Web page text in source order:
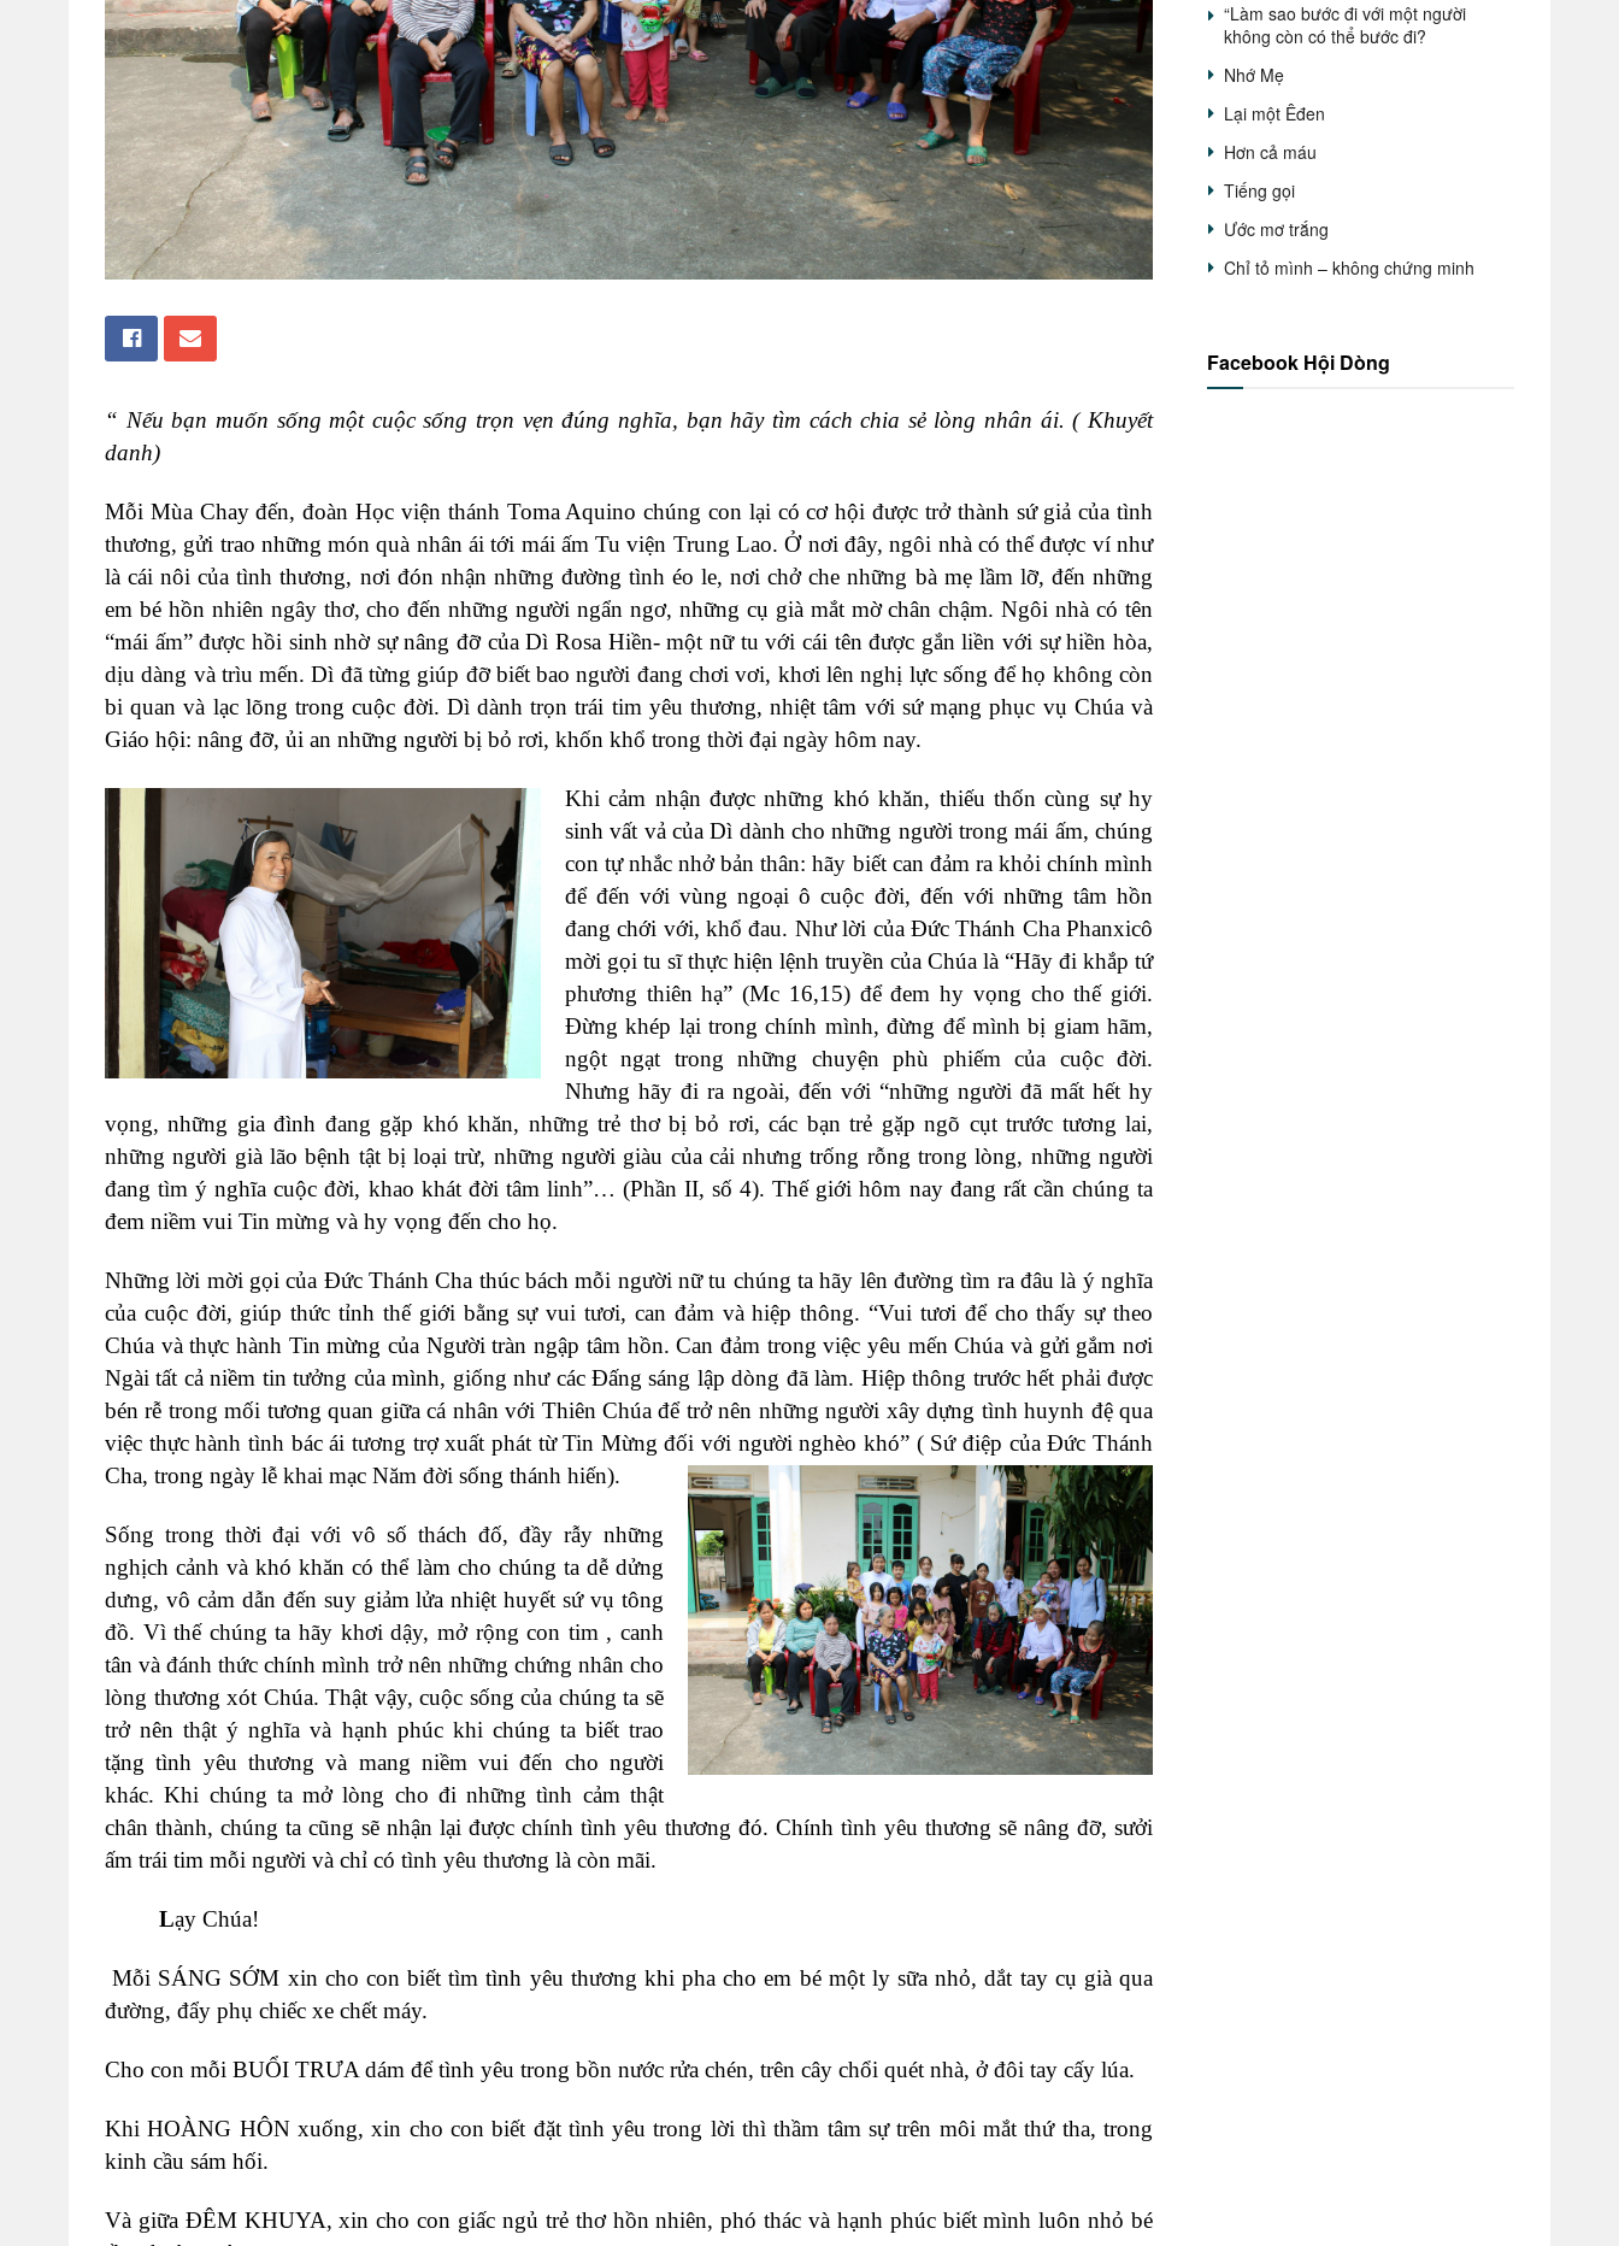
“ Nếu bạn muốn sống một cuộc sống trọn vẹn đúng nghĩa, bạn hãy tìm cách chia sẻ lòng nhân ái. ( Khuyết
danh)
Mỗi Mùa Chay đến, đoàn Học viện thánh Toma Aquino chúng con lại có cơ hội được trở thành sứ giả của tình
thương, gửi trao những món quà nhân ái tới mái ấm Tu viện Trung Lao. Ở nơi đây, ngôi nhà có thể được ví như
là cái nôi của tình thương, nơi đón nhận những đường tình éo le, nơi chở che những bà mẹ lầm lỡ, đến những
em bé hồn nhiên ngây thơ, cho đến những người ngẩn ngơ, những cụ già mắt mờ chân chậm. Ngôi nhà có tên
“mái ấm” được hồi sinh nhờ sự nâng đỡ của Dì Rosa Hiền- một nữ tu với cái tên được gắn liền với sự hiền hòa,
dịu dàng và trìu mến. Dì đã từng giúp đỡ biết bao người đang chơi vơi, khơi lên nghị lực sống để họ không còn
bi quan và lạc lõng trong cuộc đời. Dì dành trọn trái tim yêu thương, nhiệt tâm với sứ mạng phục vụ Chúa và
Giáo hội: nâng đỡ, ủi an những người bị bỏ rơi, khốn khổ trong thời đại ngày hôm nay.
Khi cảm nhận được những khó khăn, thiếu thốn cùng sự hy
sinh vất vả của Dì dành cho những người trong mái ấm, chúng
con tự nhắc nhở bản thân: hãy biết can đảm ra khỏi chính mình
để đến với vùng ngoại ô cuộc đời, đến với những tâm hồn
đang chới với, khổ đau. Như lời của Đức Thánh Cha Phanxicô
mời gọi tu sĩ thực hiện lệnh truyền của Chúa là “Hãy đi khắp tứ
phương thiên hạ” (Mc 16,15) để đem hy vọng cho thế giới.
Đừng khép lại trong chính mình, đừng để mình bị giam hãm,
ngột ngạt trong những chuyện phù phiếm của cuộc đời.
Nhưng hãy đi ra ngoài, đến với “những người đã mất hết hy
vọng, những gia đình đang gặp khó khăn, những trẻ thơ bị bỏ rơi, các bạn trẻ gặp ngõ cụt trước tương lai,
những người già lão bệnh tật bị loại trừ, những người giàu của cải nhưng trống rỗng trong lòng, những người
đang tìm ý nghĩa cuộc đời, khao khát đời tâm linh”… (Phần II, số 4). Thế giới hôm nay đang rất cần chúng ta
đem niềm vui Tin mừng và hy vọng đến cho họ.
Những lời mời gọi của Đức Thánh Cha thúc bách mỗi người nữ tu chúng ta hãy lên đường tìm ra đâu là ý nghĩa
của cuộc đời, giúp thức tỉnh thế giới bằng sự vui tươi, can đảm và hiệp thông. “Vui tươi để cho thấy sự theo
Chúa và thực hành Tin mừng của Người tràn ngập tâm hồn. Can đảm trong việc yêu mến Chúa và gửi gắm nơi
Ngài tất cả niềm tin tưởng của mình, giống như các Đấng sáng lập dòng đã làm. Hiệp thông trước hết phải được
bén rễ trong mối tương quan giữa cá nhân với Thiên Chúa để trở nên những người xây dựng tình huynh đệ qua
việc thực hành tình bác ái tương trợ xuất phát từ Tin Mừng đối với người nghèo khó” ( Sứ điệp của Đức Thánh
Cha, trong ngày lễ khai mạc Năm đời sống thánh hiến).
Sống trong thời đại với vô số thách đố, đầy rẫy những
nghịch cảnh và khó khăn có thể làm cho chúng ta dễ dửng
dưng, vô cảm dẫn đến suy giảm lửa nhiệt huyết sứ vụ tông
đồ. Vì thế chúng ta hãy khơi dậy, mở rộng con tim , canh
tân và đánh thức chính mình trở nên những chứng nhân cho
lòng thương xót Chúa. Thật vậy, cuộc sống của chúng ta sẽ
trở nên thật ý nghĩa và hạnh phúc khi chúng ta biết trao
tặng tình yêu thương và mang niềm vui đến cho người
khác. Khi chúng ta mở lòng cho đi những tình cảm thật
chân thành, chúng ta cũng sẽ nhận lại được chính tình yêu thương đó. Chính tình yêu thương sẽ nâng đỡ, sưởi
ấm trái tim mỗi người và chỉ có tình yêu thương là còn mãi.
Lạy Chúa!
Mỗi SÁNG SỚM xin cho con biết tìm tình yêu thương khi pha cho em bé một ly sữa nhỏ, dắt tay cụ già qua
đường, đẩy phụ chiếc xe chết máy.
Cho con mỗi BUỔI TRƯA dám để tình yêu trong bồn nước rửa chén, trên cây chổi quét nhà, ở đôi tay cấy lúa.
Khi HOÀNG HÔN xuống, xin cho con biết đặt tình yêu trong lời thì thầm tâm sự trên môi mắt thứ tha, trong
kinh cầu sám hối.
Và giữa ĐÊM KHUYA, xin cho con giấc ngủ trẻ thơ hồn nhiên, phó thác và hạnh phúc biết mình luôn nhỏ bé
“Làm sao bước đi với một người
không còn có thể bước đi?
Nhớ Mẹ
Lại một Êđen
Hơn cả máu
Tiếng gọi
Ước mơ trắng
Chỉ tỏ mình – không chứng minh
Facebook Hội Dòng